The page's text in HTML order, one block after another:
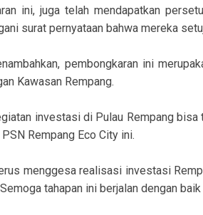
ini, juga telah mendapatkan
surat pernyataan bahwa mereka
pembongkaran ini
Kawasan Rempang.
investasi di Pulau Rempang
Rempang Eco City ini.
menggesa realisasi investasi
tahapan ini berjalan dengan